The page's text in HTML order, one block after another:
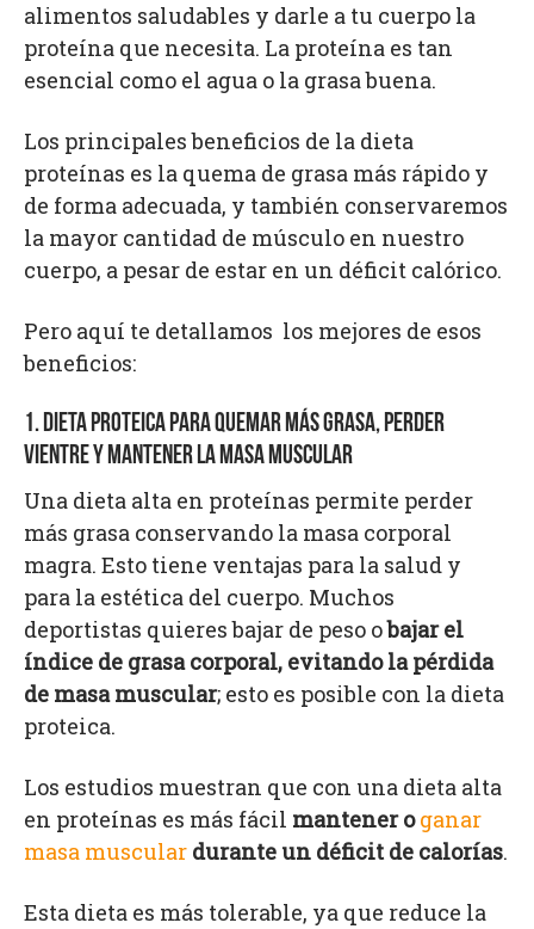
alimentos saludables y darle a tu cuerpo la
proteína que necesita. La proteína es tan
esencial como el agua o la grasa buena.
Los principales beneficios de la dieta
proteínas es la quema de grasa más rápido y
de forma adecuada, y también conservaremos
la mayor cantidad de músculo en nuestro
cuerpo, a pesar de estar en un déficit calórico.
Pero aquí te detallamos los mejores de esos
beneficios:
1. DIETA PROTEICA PARA QUEMAR MÁS GRASA, PERDER
VIENTRE Y MANTENER LA MASA MUSCULAR
Una dieta alta en proteínas permite perder
más grasa conservando la masa corporal
magra. Esto tiene ventajas para la salud y
para la estética del cuerpo. Muchos
deportistas quieres bajar de peso obajar el
índice de grasa corporal, evitando la pérdida
de masa muscular; esto es posible con la dieta
proteica.
Los estudios muestran que con una dieta alta
en proteínas es más fácil mantener oganar
masa muscular durante un déficit de calorías.
Esta dieta es más tolerable, ya que reduce la